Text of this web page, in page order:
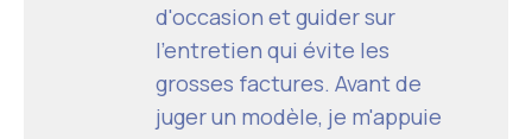
d'occasion et guider sur
l'entretien qui évite les
grosses factures. Avant de
juger un modèle, je m'appuie